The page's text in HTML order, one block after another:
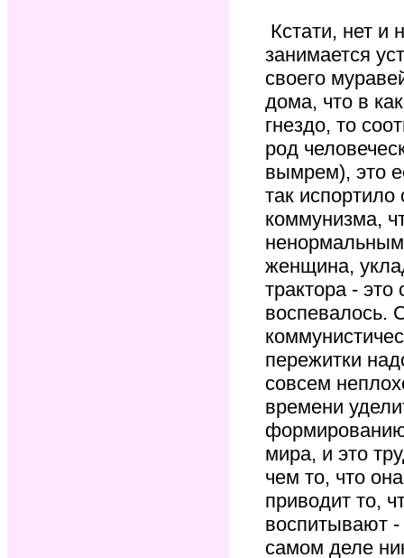
Кстати, нет и
занимается
своего
дома, что в
гнездо, то
род
вымрем), это
так испортило
коммунизма,
женщина,
трактора -
воспевалось.
пережитки
совсем
времени
формированию
мира, и это
чем то, что
приводит то,
воспитывают
самом деле